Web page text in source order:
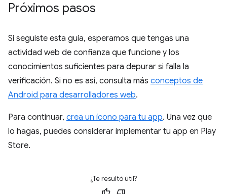
Próximos pasos
Si seguiste esta guía, esperamos que tengas una
actividad web de confianza que funcione y los
conocimientos suficientes para depurar si falla la
verificación. Si no es así, consulta más conceptos de
Android para desarrolladores web.
Para continuar, crea un ícono para tu app. Una vez que
lo hagas, puedes considerar implementar tu app en Play
Store.
¿Te resultó útil?